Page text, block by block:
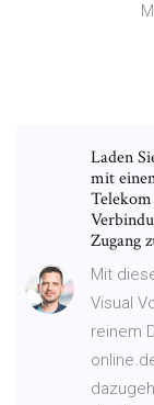
Laden
mit
Zugang
Mit
Visual
reinem